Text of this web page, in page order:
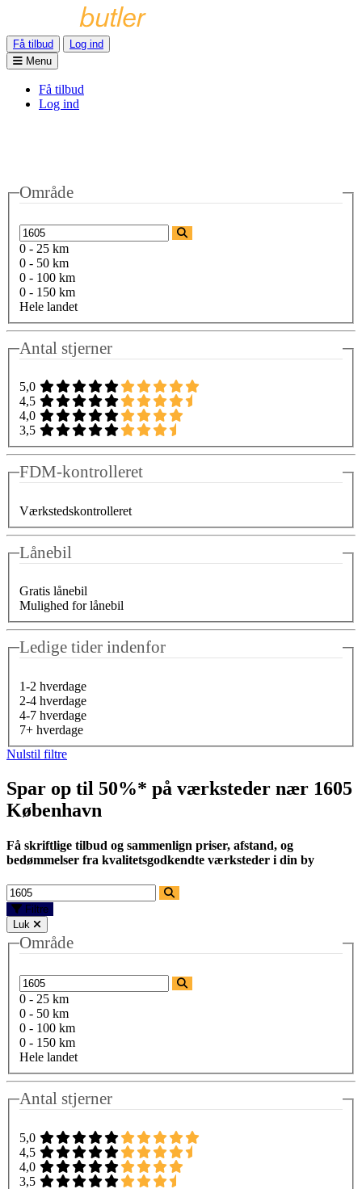
Få tilbud
Log ind
Menu
Få tilbud
Log ind
Område
0 - 25 km
0 - 50 km
0 - 100 km
0 - 150 km
Hele landet
Antal stjerner
5,0
4,5
4,0
3,5
FDM-kontrolleret
Værkstedskontrolleret
Lånebil
Gratis lånebil
Mulighed for lånebil
Ledige tider indenfor
1-2 hverdage
2-4 hverdage
4-7 hverdage
7+ hverdage
Nulstil filtre
Spar op til 50%* på værksteder nær 1605
København
Få skriftlige tilbud og sammenlign priser, afstand, og
bedømmelser fra kvalitetsgodkendte værksteder i din by
Filtre
Luk
Område
0 - 25 km
0 - 50 km
0 - 100 km
0 - 150 km
Hele landet
Antal stjerner
5,0
4,5
4,0
3,5